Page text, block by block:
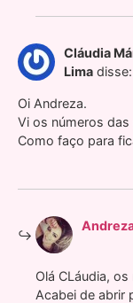
Cláudia
Lima disse:
Oi Andreza.
Vi os números
Como faço para
Olá CLáudia,
Acabei de abrir